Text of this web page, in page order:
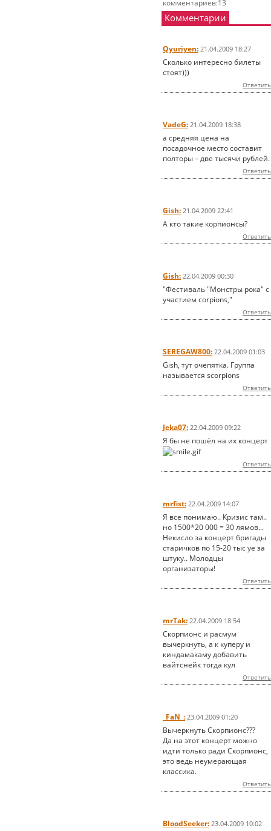
комментариев:13
Комментарии
Qyuriyen: 21.04.2009 18:27
Сколько интересно билеты
стоят)))
Ответить
VadeG: 21.04.2009 18:38
а средняя цена на
посадочное место составит
полторы – две тысячи рублей.
Ответить
Gish: 21.04.2009 22:41
А кто такие корпионсы?
Ответить
Gish: 22.04.2009 00:30
"Фестиваль "Монстры рока" с
участием corpions,"
Ответить
SEREGAW800: 22.04.2009 01:03
Gish, тут очепятка. Группа
называется scorpions
Ответить
Jeka07: 22.04.2009 09:22
Я бы не пошёл на их концерт
Ответить
mrfist: 22.04.2009 14:07
Я все понимаю.. Кризис там..
но 1500*20 000 = 30 лямов...
Некисло за концерт бригады
старичков по 15-20 тыс уе за
штуку.. Молодцы
организаторы!
Ответить
mrTak: 22.04.2009 18:54
Скорпионс и расмум
вычеркнуть, а к куперу и
киндамакаму добавить
вайтснейк тогда кул
Ответить
_FaN_: 23.04.2009 01:20
Вычеркнуть Скорпионс???
Да на этот концерт можно
идти только ради Скорпионс,
это ведь неумерающая
классика.
Ответить
BloodSeeker: 23.04.2009 10:02